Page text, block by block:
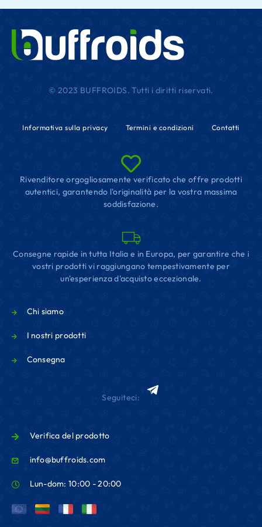
© 2023 BUFFROIDS. Tutti i diritti riservati.
Informativa sulla privacy Termini e condizioni Contatti
Rivenditore orgogliosamente verificato che offre prodotti
autentici, garantendo l'originalità per la vostra massima
soddisfazione.
Consegne rapide in tutta Italia e in Europa, per garantire che i
vostri prodotti vi raggiungano tempestivamente per
un'esperienza d'acquisto eccezionale.
Chi siamo
I nostri prodotti
Consegna
Seguiteci:
Verifica del prodotto
info@buffroids.com
Lun-dom: 10:00 - 20:00